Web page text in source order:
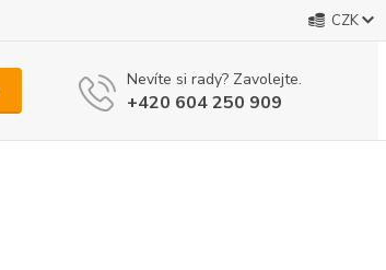
CZK
Nevíte si rady? Zavolejte.
+420 604 250 909